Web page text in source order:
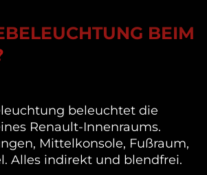
BEIM
beleuchtet die
Renault-Innenraums.
Mittelkonsole, Fußraum,
Alles indirekt und blendfrei.